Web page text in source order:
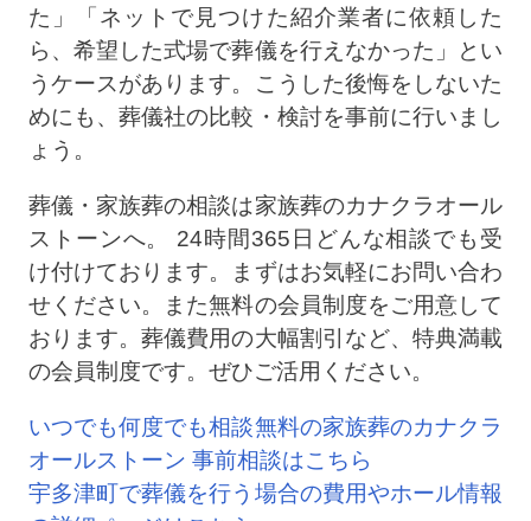
た」「ネットで見つけた紹介業者に依頼した
ら、希望した式場で葬儀を行えなかった」とい
うケースがあります。こうした後悔をしないた
めにも、葬儀社の比較・検討を事前に行いまし
ょう。
葬儀・家族葬の相談は家族葬のカナクラオール
ストーンへ。 24時間365日どんな相談でも受
け付けております。まずはお気軽にお問い合わ
せください。また無料の会員制度をご用意して
おります。葬儀費用の大幅割引など、特典満載
の会員制度です。ぜひご活用ください。
いつでも何度でも相談無料の家族葬のカナクラ
オールストーン 事前相談はこちら
宇多津町で葬儀を行う場合の費用やホール情報